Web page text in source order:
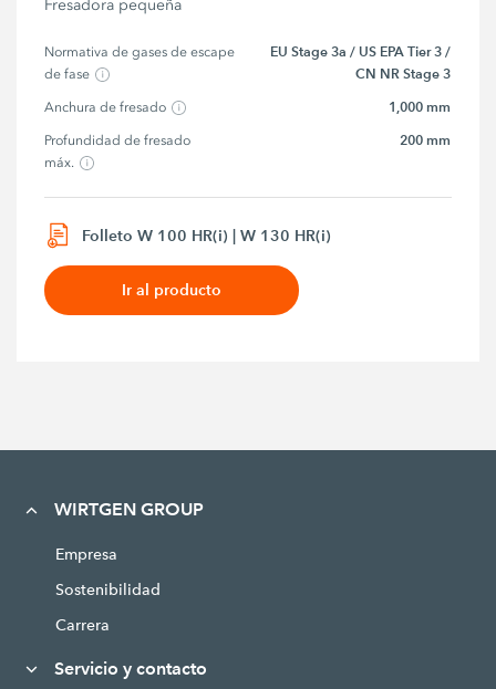
Fresadora pequeña
Normativa de gases de escape
de fase
EU Stage 3a / US EPA Tier 3 /
CN NR Stage 3
Anchura de fresado 1,000 mm
Profundidad de fresado
máx.
200 mm
Folleto W 100 HR(i) | W 130 HR(i)
Ir al producto
WIRTGEN GROUP
Empresa
Sostenibilidad
Carrera
Servicio y contacto